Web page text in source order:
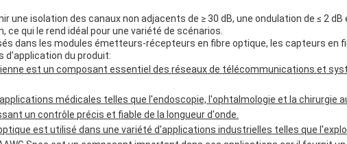
une isolation des canaux non adjacents de ≥ 30 dB, une ondulation de ≤ 2
qui le rend idéal pour une variété de scénarios.
dans les modules émetteurs-récepteurs en fibre optique, les capteurs en
d'application du produit:
est un composant essentiel des réseaux de télécommunications.et
médicales telles que l'endoscopie, l'ophtalmologie et la chirurgie au
un contrôle précis et fiable de la longueur d'onde.
est utilisé dans une variété d'applications industrielles telles que